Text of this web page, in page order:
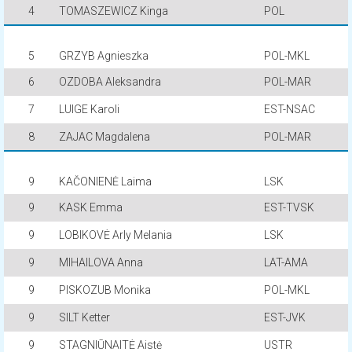
4 TOMASZEWICZ Kinga POL
5 GRZYB Agnieszka POL-MKL
6 OZDOBA Aleksandra POL-MAR
7 LUIGE Karoli EST-NSAC
8 ZAJAC Magdalena POL-MAR
9 KAČONIENĖ Laima LSK
9 KASK Emma EST-TVSK
9 LOBIKOVĖ Arly Melania LSK
9 MIHAILOVA Anna LAT-AMA
9 PISKOZUB Monika POL-MKL
9 SILT Ketter EST-JVK
9 STAGNIŪNAITĖ Aistė USTR